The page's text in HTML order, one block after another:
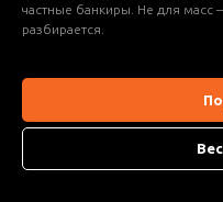
частные банкиры. Не для масс
разбирается.